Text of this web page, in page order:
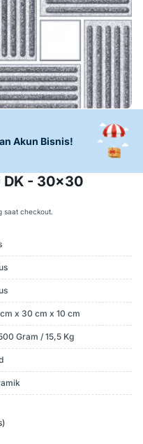
Akun Bisnis!
DK - 30x30
saat checkout.
x 30 cm x 10 cm
Gram / 15,5 Kg